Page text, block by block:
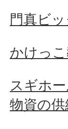
門真ビ
かけっ
スギホ
物資の